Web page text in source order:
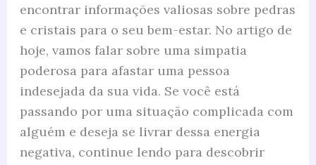
encontrar informações valiosas sobre pedras
e cristais para o seu bem-estar. No artigo de
hoje, vamos falar sobre uma simpatia
poderosa para afastar uma pessoa
indesejada da sua vida. Se você está
passando por uma situação complicada com
alguém e deseja se livrar dessa energia
negativa, continue lendo para descobrir